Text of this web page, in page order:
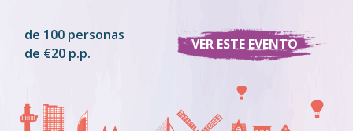
de 100 personas
de €20 p.p.
VER ESTE EVENTO